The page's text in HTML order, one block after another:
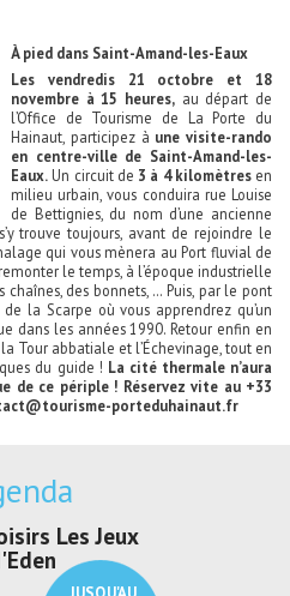
À pied dans Saint-Amand-les-Eaux
Les vendredis 21 octobre et 18
novembre à 15 heures, au départ de
l’Office de Tourisme de La Porte du
Hainaut, participez à une visite-rando
en centre-ville de Saint-Amand-les-
Eaux. Un circuit de 3 à 4 kilomètres en
milieu urbain, vous conduira rue Louise
de Bettignies, du nom d’une ancienne
trouve toujours, avant de rejoindre le
qui vous mènera au Port fluvial de
le temps, à l’époque industrielle
des bonnets, … Puis, par le pont
la Scarpe où vous apprendrez qu’un
dans les années 1990. Retour enfin en
Tour abbatiale et l’Échevinage, tout en
du guide ! La cité thermale n’aura
de ce périple ! Réservez vite au +33
porteduhainaut.fr
Les Jeux